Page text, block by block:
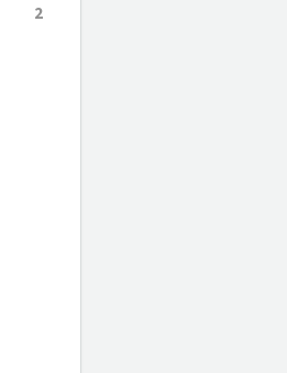
2